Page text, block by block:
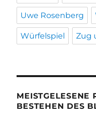
Uwe Rosenberg
Würfelspiel Zug
MEISTGELESENE
BESTEHEN DES